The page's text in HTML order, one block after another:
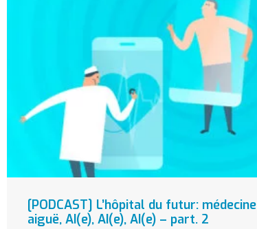
[PODCAST] L’hôpital du futur: médecine
aiguë, AI(e), AI(e), AI(e) – part. 2